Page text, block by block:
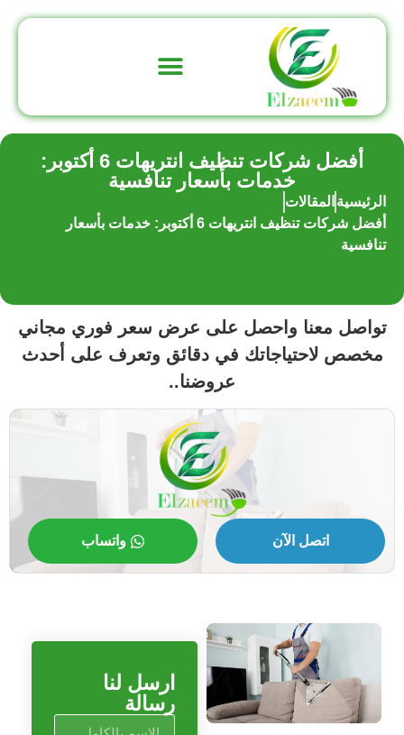
أفضل شركات تنظيف انتريهات 6 أكتوبر:
خدمات بأسعار تنافسية
الرئيسية المقالات
أفضل شركات تنظيف انتريهات 6 أكتوبر: خدمات بأسعار
تنافسية
تواصل معنا واحصل على عرض سعر فوري مجاني
مخصص لاحتياجاتك في دقائق وتعرف على أحدث
عروضنا..
اتصل الآن واتساب
ارسل لنا
رسالة